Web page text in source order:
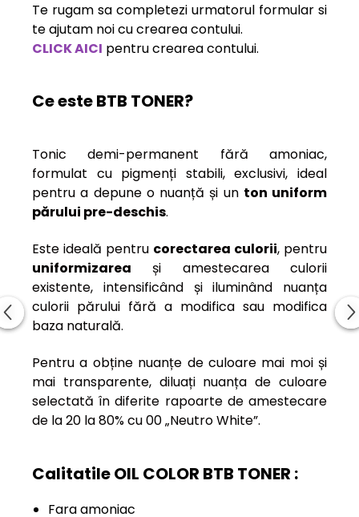
Te rugam sa completezi urmatorul formular si
te ajutam noi cu crearea contului.
CLICK AICI pentru crearea contului.
Ce este BTB TONER?
Tonic demi-permanent fără amoniac,
formulat cu pigmenți stabili, exclusivi, ideal
pentru a depune o nuanță și un ton uniform
părului pre-deschis.
Este ideală pentru corectarea culorii, pentru
uniformizarea și amestecarea culorii
existente, intensificând și iluminând nuanța
culorii părului fără a modifica sau modifica
baza naturală.
Pentru a obține nuanțe de culoare mai moi și
mai transparente, diluați nuanța de culoare
selectată în diferite rapoarte de amestecare
de la 20 la 80% cu 00 „Neutro White”.
Calitatile OIL COLOR BTB TONER :
Fara amoniac